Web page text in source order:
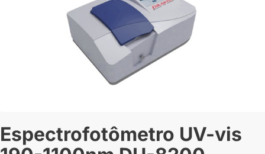
Espectrofotômetro UV-vis